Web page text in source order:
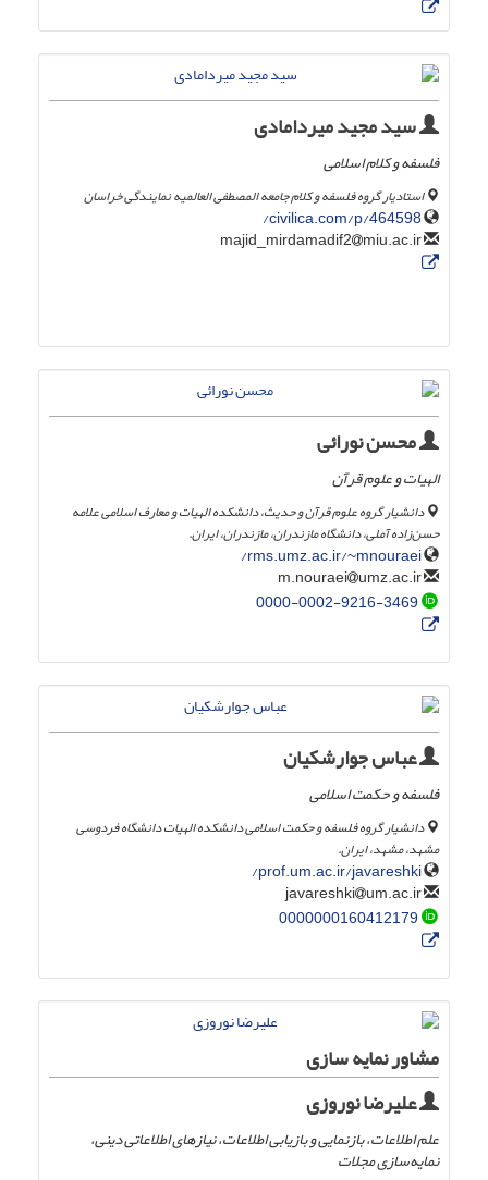
سید مجید میردامادی
فلسفه و کلام اسلامی
استادیار گروه فلسفه و کلام جامعه المصطفی العالمیه نمایندگی خراسان
civilica.com/p/464598/
miu.ac.ir
محسن نورائی
الهیات و علوم قرآن
دانشیار گروه علوم قرآن و حدیث، دانشکده الهیات و معارف اسلامی علامه
حسن‌زاده آملی، دانشگاه مازندران، مازندران، ایران.
rms.umz.ac.ir/~mnouraei/
umz.ac.ir
0000-0002-9216-3469
عباس جوارشکیان
فلسفه و حکمت اسلامی
دانشیار گروه فلسفه و حکمت اسلامی دانشکده الهیات دانشگاه فردوسی
مشهد، مشهد، ایران.
prof.um.ac.ir/javareshki/
um.ac.ir
0000000160412179
مشاور نمایه سازی
علیرضا نوروزی
علم اطلاعات، بازنمایی و بازیابی اطلاعات، نیازهای اطلاعاتی دینی،
نمایه‌سازی مجلات